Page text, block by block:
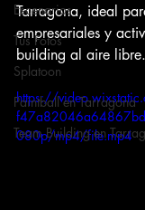
Escenarios
Tus Fotos
Splatoon
Paintball en Tarragona
Team Building en
Tarragona, ideal
empresariales y
building al aire libre.
https://
080p/mp4/file.mp4